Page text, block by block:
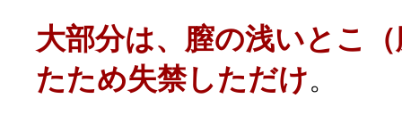
大部分は、膣の浅いとこ
たため失禁しただけ。